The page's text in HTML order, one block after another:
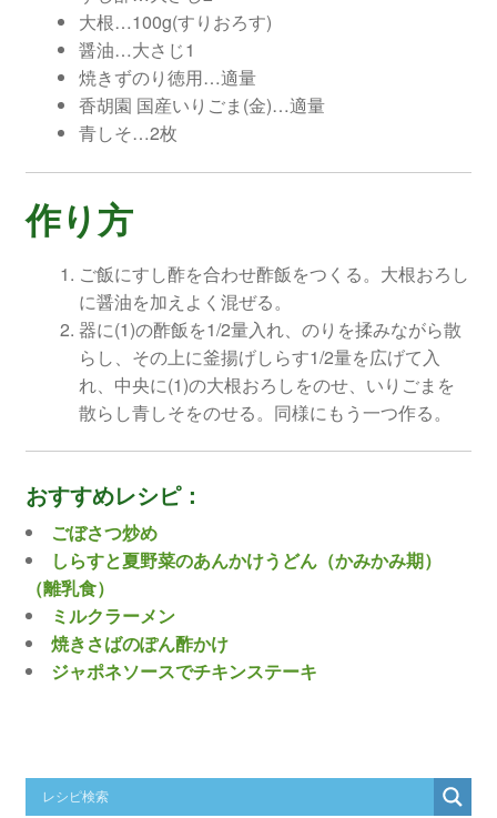
大根…100g(すりおろす)
醤油…大さじ1
焼きずのり徳用…適量
香胡園 国産いりごま(金)…適量
青しそ…2枚
作り方
ご飯にすし酢を合わせ酢飯をつくる。大根おろし
に醤油を加えよく混ぜる。
器に(1)の酢飯を1/2量入れ、のりを揉みながら散
らし、その上に釜揚げしらす1/2量を広げて入
れ、中央に(1)の大根おろしをのせ、いりごまを
散らし青しそをのせる。同様にもう一つ作る。
おすすめレシピ：
ごぼさつ炒め
しらすと夏野菜のあんかけうどん（かみかみ期）
（離乳食）
ミルクラーメン
焼きさばのぽん酢かけ
ジャポネソースでチキンステーキ